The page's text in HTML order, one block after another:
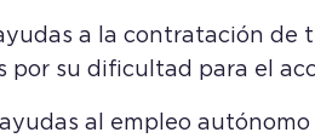
a la contratación
por su dificultad para el
ayudas al empleo